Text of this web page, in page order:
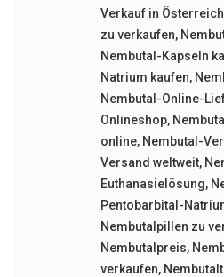
Verkauf in Österreich
zu verkaufen,
Nembutal-Kapseln
Natrium kaufen,
Nembutal-Online-
Onlineshop,
online, Nembutal-
Versand weltweit,
Euthanasielösung,
Pentobarbital-
Nembutalpillen zu
Nembutalpreis,
verkaufen,